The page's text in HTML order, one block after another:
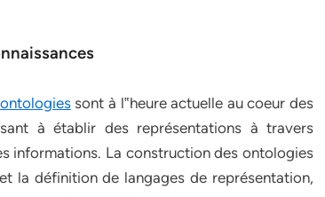
ontologiessont à l‟heure actuelle au coeur des
à établir des représentations à travers
informations. La construction des ontologies
la définition de langages de représentation,